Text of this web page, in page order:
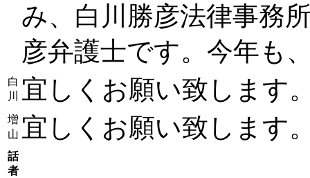
み、白川勝彦法律事務
彦弁護士です。今年も
白
川
宜しくお願い致します
増
山 宜しくお願い致します
話
者